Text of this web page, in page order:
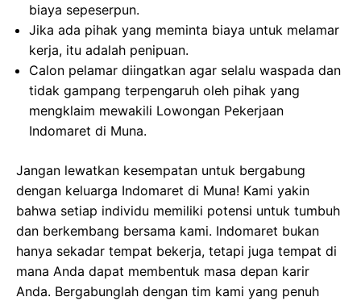
biaya sepeserpun.
Jika ada pihak yang meminta biaya untuk melamar
kerja, itu adalah penipuan.
Calon pelamar diingatkan agar selalu waspada dan
tidak gampang terpengaruh oleh pihak yang
mengklaim mewakili Lowongan Pekerjaan
Indomaret di Muna.
Jangan lewatkan kesempatan untuk bergabung
dengan keluarga Indomaret di Muna! Kami yakin
bahwa setiap individu memiliki potensi untuk tumbuh
dan berkembang bersama kami. Indomaret bukan
hanya sekadar tempat bekerja, tetapi juga tempat di
mana Anda dapat membentuk masa depan karir
Anda. Bergabunglah dengan tim kami yang penuh